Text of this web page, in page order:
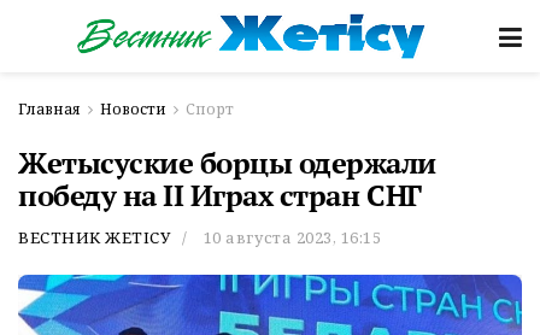
Главная Новости Спорт
Жетысуские борцы одержали
победу на II Играх стран СНГ
ВЕСТНИК ЖЕТІСУ 10 августа 2023, 16:15